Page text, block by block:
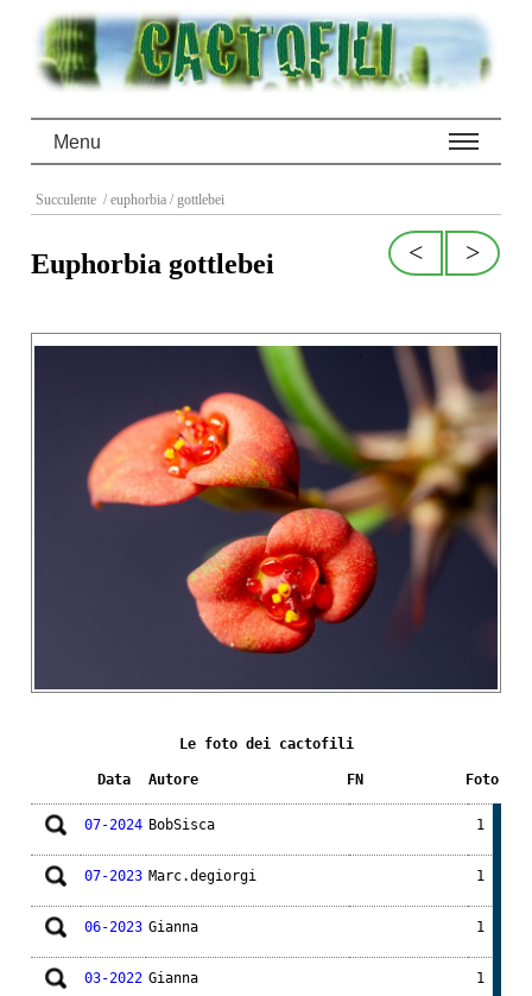
Menu
Succulente / euphorbia / gottlebei
>
<
Euphorbia gottlebei
Le foto dei cactofili
Data Autore FN Foto
07-2024 BobSisca 1
07-2023 Marc.degiorgi 1
06-2023 Gianna 1
03-2022 Gianna 1